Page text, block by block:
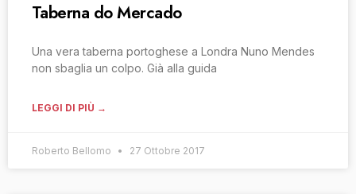
Taberna do Mercado
Una vera taberna portoghese a Londra Nuno Mendes
non sbaglia un colpo. Già alla guida
LEGGI DI PIÙ →
Roberto Bellomo 27 Ottobre 2017